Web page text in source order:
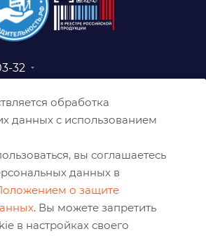
32
г. Белгород,
обработка
данных с использованием
вы соглашаетесь
данных в
о защите
. Вы можете запретить
в настройках своего